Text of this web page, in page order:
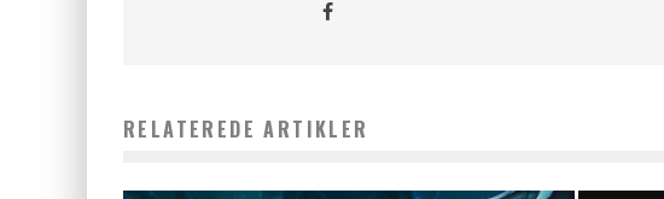
RELATEREDE ARTIKLER